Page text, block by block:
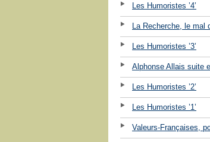
Les Humoristes ’4’
La Recherche, le mal
Les Humoristes ’3’
Alphonse Allais suite
Les Humoristes ’2’
Les Humoristes ’1’
Valeurs-Françaises,